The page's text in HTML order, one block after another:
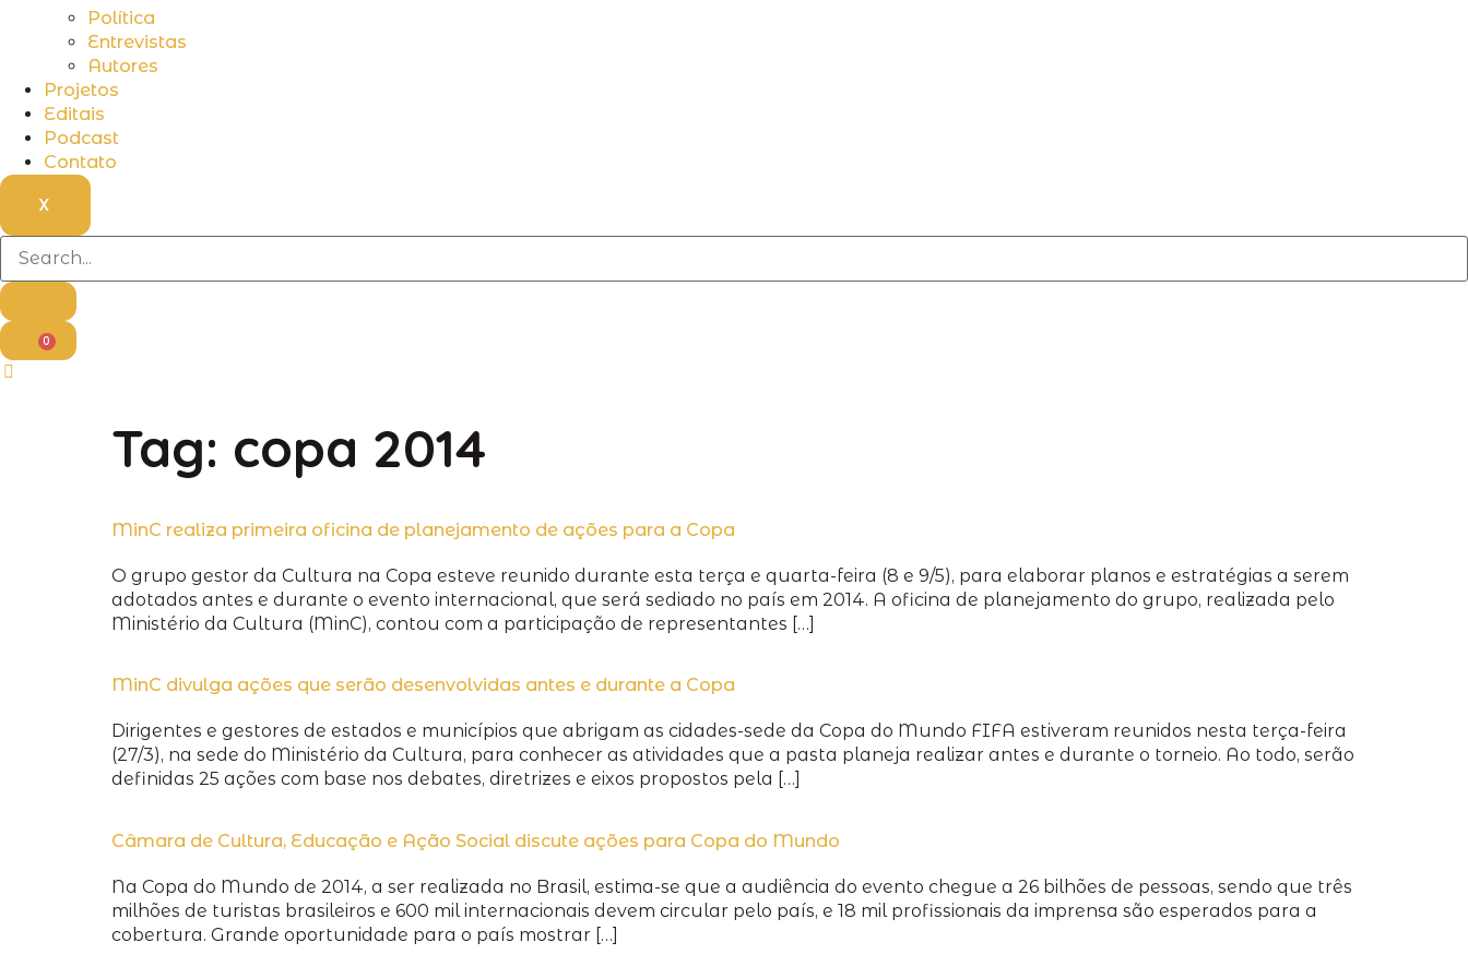
Política
Entrevistas
Autores
Projetos
Editais
Podcast
Contato
X
0
Tag: copa 2014
MinC realiza primeira oficina de planejamento de ações para a Copa
O grupo gestor da Cultura na Copa esteve reunido durante esta terça e quarta-feira (8 e 9/5), para elaborar planos e estratégias a serem
adotados antes e durante o evento internacional, que será sediado no país em 2014. A oficina de planejamento do grupo, realizada pelo
Ministério da Cultura (MinC), contou com a participação de representantes […]
MinC divulga ações que serão desenvolvidas antes e durante a Copa
Dirigentes e gestores de estados e municípios que abrigam as cidades-sede da Copa do Mundo FIFA estiveram reunidos nesta terça-feira
(27/3), na sede do Ministério da Cultura, para conhecer as atividades que a pasta planeja realizar antes e durante o torneio. Ao todo, serão
definidas 25 ações com base nos debates, diretrizes e eixos propostos pela […]
Câmara de Cultura, Educação e Ação Social discute ações para Copa do Mundo
Na Copa do Mundo de 2014, a ser realizada no Brasil, estima-se que a audiência do evento chegue a 26 bilhões de pessoas, sendo que três
milhões de turistas brasileiros e 600 mil internacionais devem circular pelo país, e 18 mil profissionais da imprensa são esperados para a
cobertura. Grande oportunidade para o país mostrar […]